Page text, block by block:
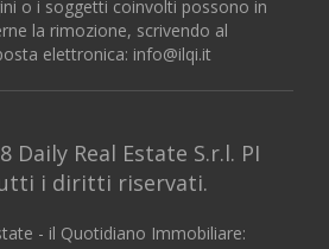
o i soggetti coinvolti possono in
la rimozione, scrivendo al
elettronica: info@ilqi.it
Daily Real Estate S.r.l. PI
i diritti riservati.
- il Quotidiano Immobiliare: